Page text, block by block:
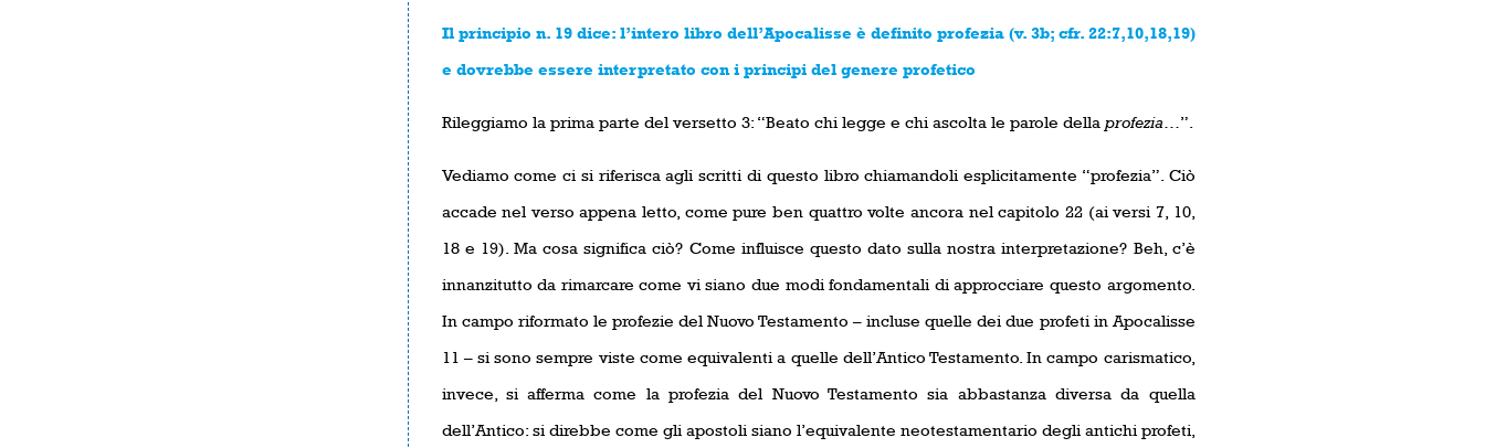
Il principio n. 19 dice: l’intero libro dell’Apocalisse è definito profezia (v. 3b; cfr. 22:7,10,18,19)
e dovrebbe essere interpretato con i principi del genere profetico
Rileggiamo la prima parte del versetto 3: “Beato chi legge e chi ascolta le parole della profezia …”.
Vediamo come ci si riferisca agli scritti di questo libro chiamandoli esplicitamente “profezia”. Ciò
accade nel verso appena letto, come pure ben quattro volte ancora nel capitolo 22 (ai versi 7, 10,
18 e 19). Ma cosa significa ciò? Come influisce questo dato sulla nostra interpretazione? Beh, c’è
innanzitutto da rimarcare come vi siano due modi fondamentali di approcciare questo argomento.
In campo riformato le profezie del Nuovo Testamento – incluse quelle dei due profeti in Apocalisse
11 – si sono sempre viste come equivalenti a quelle dell’Antico Testamento. In campo carismatico,
invece, si afferma come la profezia del Nuovo Testamento sia abbastanza diversa da quella
dell’Antico: si direbbe come gli apostoli siano l’equivalente neotestamentario degli antichi profeti,